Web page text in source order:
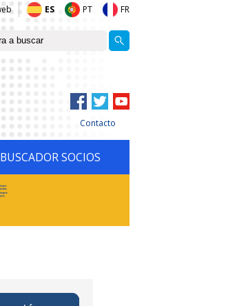
ES PT FR
Contacto
BUSCADOR SOCIOS